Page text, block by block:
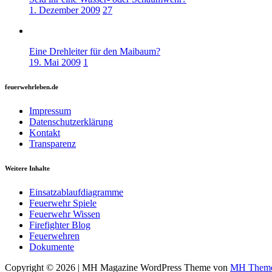
1. Dezember 2009 27
Eine Drehleiter für den Maibaum?
19. Mai 2009 1
feuerwehrleben.de
Impressum
Datenschutzerklärung
Kontakt
Transparenz
Weitere Inhalte
Einsatzablaufdiagramme
Feuerwehr Spiele
Feuerwehr Wissen
Firefighter Blog
Feuerwehren
Dokumente
Copyright © 2026 | MH Magazine WordPress Theme von MH